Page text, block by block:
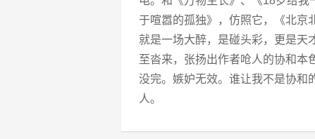
于喧嚣的孤独》，仿照它，《北京
就是一场大醉，是碰头彩，更是天
至沓来，张扬出作者呛人的协和本
没完。嫉妒无效。谁让我不是协和
人。